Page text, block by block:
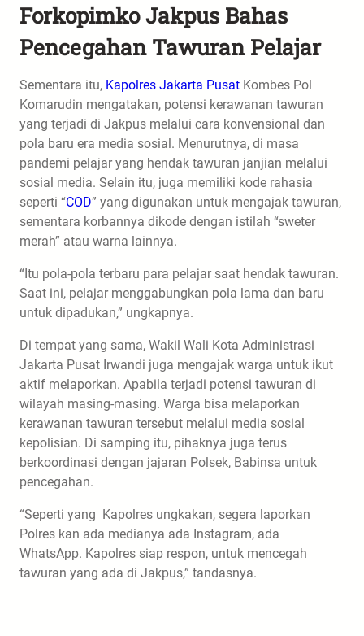
Forkopimko Jakpus Bahas
Pencegahan Tawuran Pelajar
Sementara itu, Kapolres Jakarta Pusat Kombes Pol
Komarudin mengatakan, potensi kerawanan tawuran
yang terjadi di Jakpus melalui cara konvensional dan
pola baru era media sosial. Menurutnya, di masa
pandemi pelajar yang hendak tawuran janjian melalui
sosial media. Selain itu, juga memiliki kode rahasia
seperti “COD” yang digunakan untuk mengajak tawuran,
sementara korbannya dikode dengan istilah “sweter
merah” atau warna lainnya.
“Itu pola-pola terbaru para pelajar saat hendak tawuran.
Saat ini, pelajar menggabungkan pola lama dan baru
untuk dipadukan,” ungkapnya.
Di tempat yang sama, Wakil Wali Kota Administrasi
Jakarta Pusat Irwandi juga mengajak warga untuk ikut
aktif melaporkan. Apabila terjadi potensi tawuran di
wilayah masing-masing. Warga bisa melaporkan
kerawanan tawuran tersebut melalui media sosial
kepolisian. Di samping itu, pihaknya juga terus
berkoordinasi dengan jajaran Polsek, Babinsa untuk
pencegahan.
“Seperti yang Kapolres ungkakan, segera laporkan
Polres kan ada medianya ada Instagram, ada
WhatsApp. Kapolres siap respon, untuk mencegah
tawuran yang ada di Jakpus,” tandasnya.